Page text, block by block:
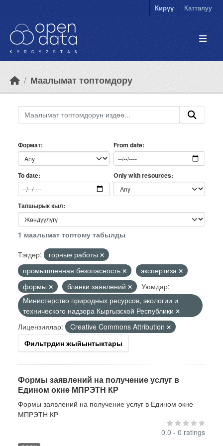
Кирүү Катталуу
Маалымат топтомдору
Формат From date
To date Only with resources
Тапшырык кыл
1 маалымат топтому табылды
Тэгдер:
горные работы
промышленная безопасность
экспертиза
формы
бланки заявлений
Уюмдар:
Министерство природных ресурсов, экологии и
технического надзора Кыргызской Республики
Лицензиялар:
Creative Commons Attribution
Фильтрдин жыйынтыктары
Формы заявлений на получение услуг в
Едином окне МПРЭТН КР
Формы заявлений на получение услуг в Едином окне
МПРЭТН КР
0.0 - 0 ratings